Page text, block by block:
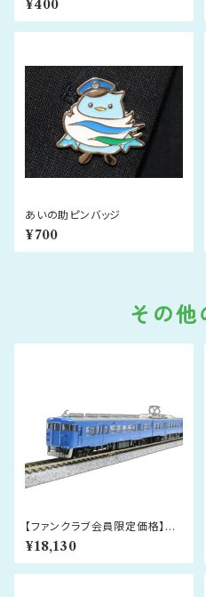
¥400
あいの助ピンバッジ
¥700
その他
【ファンクラブ会員限定価格】あ
いの風とやま鉄道 413系 北
陸地域色 3両セット
¥18,130